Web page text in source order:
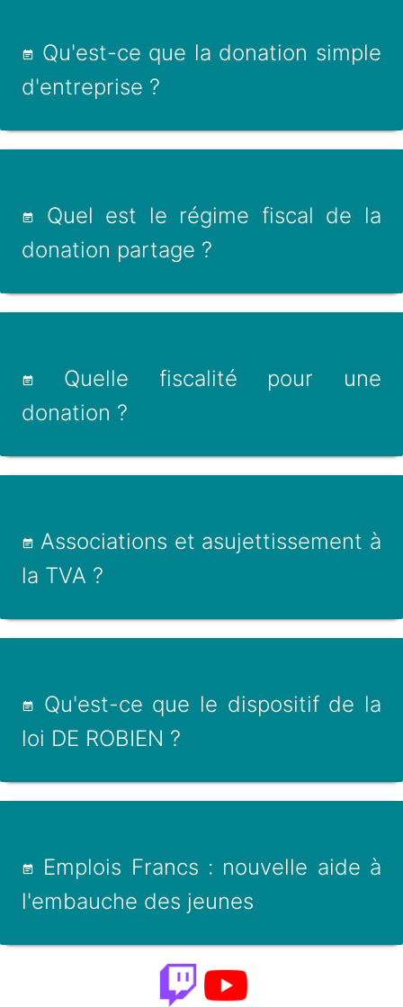
Qu'est-ce que la donation simple
d'entreprise ?
Quel est le régime fiscal de la
donation partage ?
Quelle fiscalité pour une
donation ?
Associations et asujettissement à
la TVA ?
Qu'est-ce que le dispositif de la
loi DE ROBIEN ?
Emplois Francs : nouvelle aide à
l'embauche des jeunes